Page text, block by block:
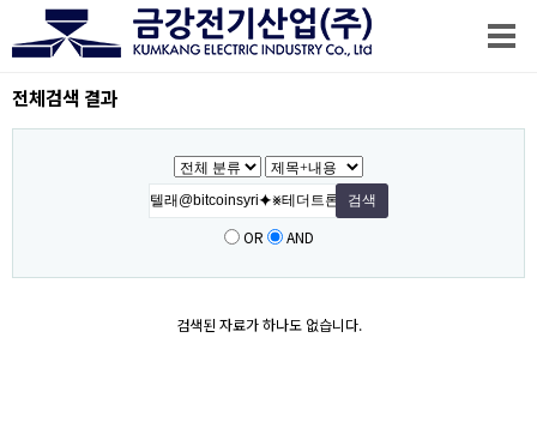
전체검색 결과
OR AND
검색된 자료가 하나도 없습니다.